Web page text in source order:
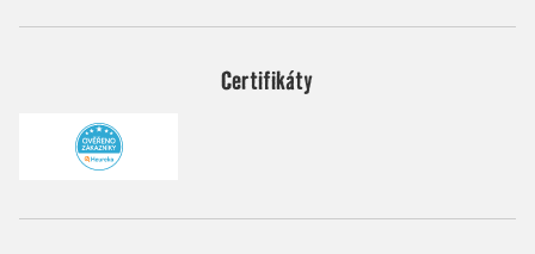
Certifikáty